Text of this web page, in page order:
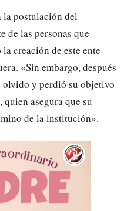
la postulación del
de las personas que
creación de este ente
«Sin embargo, después
olvido y perdió su objetivo
asegura que su
de la institución».